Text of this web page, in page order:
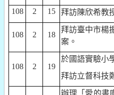
108
2 15 拜訪陳欣希教
108 2 18
拜訪臺中市楊
案。
108 2 19
於國語實驗小
拜訪立督科技
辦理「愛的書